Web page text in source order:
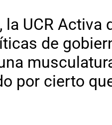
la UCR
de
por cierto